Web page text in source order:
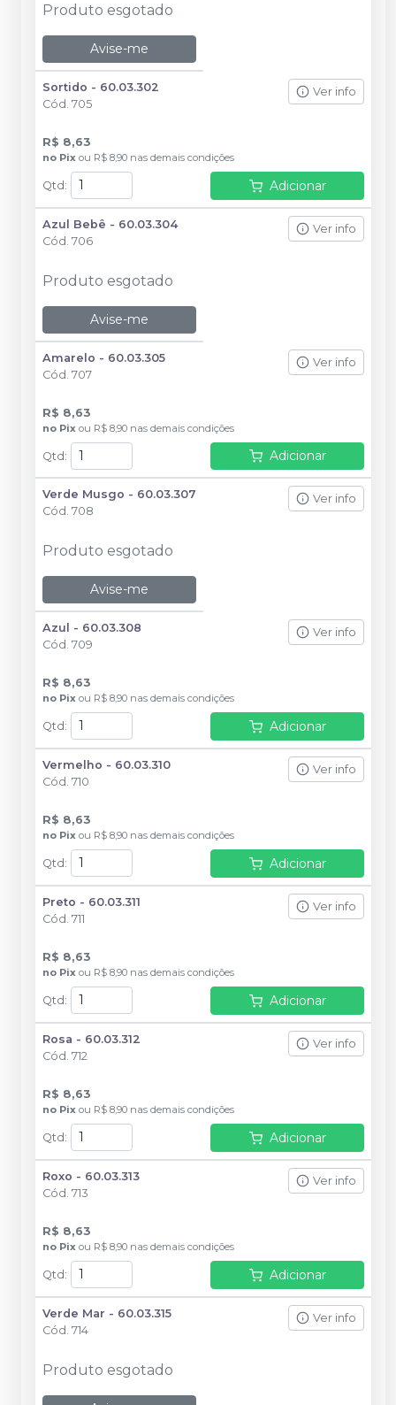
Produto esgotado
Avise-me
Sortido - 60.03.302
Cód. 705
Ver info
R$ 8,63
no Pix ou R$ 8,90 nas demais condições
Qtd : Adicionar
Azul Bebê - 60.03.304
Cód. 706
Ver info
Produto esgotado
Avise-me
Amarelo - 60.03.305
Cód. 707
Ver info
R$ 8,63
no Pix ou R$ 8,90 nas demais condições
Qtd: Adicionar
Verde Musgo - 60.03.307
Cód. 708
Ver info
Produto esgotado
Avise-me
Azul - 60.03.308
Cód. 709
Ver info
R$ 8,63
no Pix ou R$ 8,90 nas demais condições
Qtd : Adicionar
Vermelho - 60.03.310
Cód. 710
Ver info
R$ 8,63
no Pix ou R$ 8,90 nas demais condições
Qtd : Adicionar
Preto - 60.03.311
Cód. 711
Ver info
R$ 8,63
no Pix ou R$ 8,90 nas demais condições
Qtd : Adicionar
Rosa - 60.03.312
Cód. 712
Ver info
R$ 8,63
no Pix ou R$ 8,90 nas demais condições
Qtd : Adicionar
Roxo - 60.03.313
Cód. 713
Ver info
R$ 8,63
no Pix ou R$ 8,90 nas demais condições
Qtd : Adicionar
Verde Mar - 60.03.315
Cód. 714
Ver info
Produto esgotado